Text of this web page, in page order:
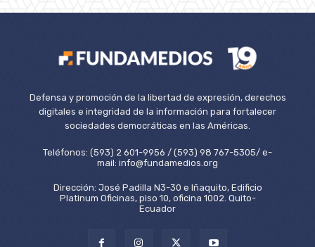
Defensa y promoción de la libertad de expresión, derechos
digitales e integridad de la información para fortalecer
sociedades democráticas en las Américas.
Teléfonos: (593) 2 601-9956 / (593) 98 767-5305/ e-
mail: info@fundamedios.org
Dirección: José Padilla N3-30 e Iñaquito, Edificio
Platinum Oficinas, piso 10, oficina 1002. Quito-
Ecuador